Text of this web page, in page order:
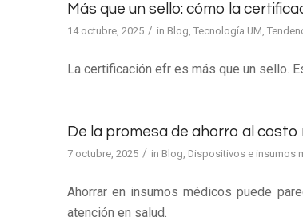
Más que un sello: cómo la
14 octubre, 2025 / in Blog, Tecnología UM,
La certificación efr es más que un sello.
De la promesa de ahorro al
7 octubre, 2025 / in Blog, Dispositivos e insumos
Ahorrar en insumos médicos puede
atención en salud.